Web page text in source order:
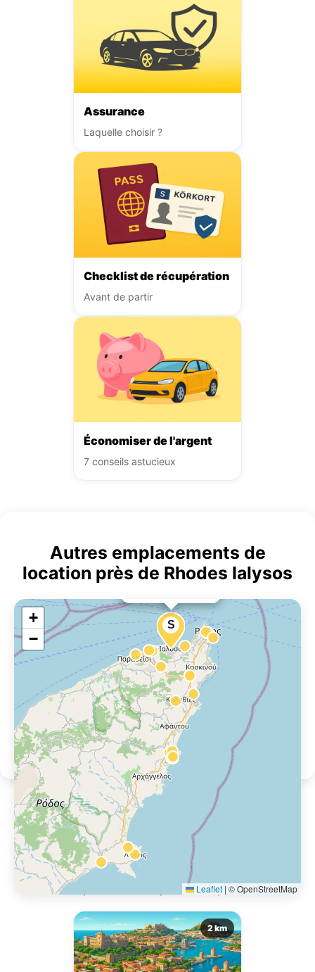
Assurance
Laquelle choisir ?
Checklist de récupération
Avant de partir
Économiser de l'argent
7 conseils astucieux
Autres emplacements de
location près de Rhodes Ialysos
S
×
+
−
Leaflet | © OpenStreetMap
Location de voiture près de
Rhodes Ialysos
Autres points de récupération à proximité.
2 km